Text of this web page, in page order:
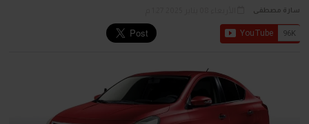
سارة مصطفى